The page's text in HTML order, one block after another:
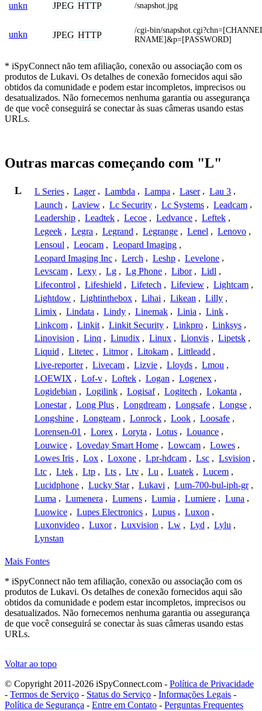
unkn JPEG HTTP /snapshot.jpg
unkn JPEG HTTP
/cgi-bin/
RNAME]&p=[PASSWORD]
* iSpyConnect não tem afiliação, conexão ou associação com os
produtos de Lukavi. Os detalhes de conexão fornecidos aqui são
obtidos da comunidade e podem estar incompletos, imprecisos ou
desatualizados. Não fornecemos nenhuma garantia ou assegurança
de que você conseguirá se conectar às suas câmeras usando estas
URLs.
Outras marcas começando com "L"
L L Series , Lager , Lambda , Lampa , Laser , Lau 3 ,
Launch , Laview , Lc Security , Lc Systems , Leadcam ,
Leadership , Leadtek , Lecoe , Ledvance , Leftek ,
Legeek , Legra , Legrand , Legrange , Lenel , Lenovo ,
Lensoul , Leocam , Leopard Imaging ,
Leopard Imaging Inc , Lerch , Leshp , Levelone ,
Levscam , Lexy , Lg , Lg Phone , Libor , Lidl ,
Lifecontrol , Lifeshield , Lifetech , Lifeview , Lightcam ,
Lightdow , Lightinthebox , Lihai , Likean , Lilly ,
Limix , Lindata , Lindy , Linemak , Linia , Link ,
Linkcom , Linkit , Linkit Security , Linkpro , Linksys ,
Linovision , Linq , Linudix , Linux , Lionvis , Lipetsk ,
Liquid , Litetec , Litmor , Litokam , Littleadd ,
Live-reporter , Livecam , Lizvie , Lloyds , Lmou ,
LOEWIX , Lof-v , Loftek , Logan , Logenex ,
Logidebian , Logilink , Logisaf , Logitech , Lokanta ,
Lonestar , Long Plus , Longdream , Longsafe , Longse ,
Longshine , Longteam , Lonrock , Look , Loosafe ,
Lorensen-01 , Lorex , Loryta , Lotus , Louance ,
Louwice , Loveday Smart Home , Lowcam , Lowes ,
Lowes Iris , Lox , Loxone , Lpr-hdcam , Lsc , Lsvision ,
Ltc , Ltek , Ltp , Lts , Ltv , Lu , Luatek , Lucem ,
Lucidphone , Lucky Star , Lukavi , Lum-700-bul-iph-gr ,
Luma , Lumenera , Lumens , Lumia , Lumiere , Luna ,
Luowice , Lupes Electronics , Lupus , Luxon ,
Luxonvideo , Luxor , Luxvision , Lw , Lyd , Lylu ,
Lynstan
Mais Fontes
* iSpyConnect não tem afiliação, conexão ou associação com os
produtos de Lukavi. Os detalhes de conexão fornecidos aqui são
obtidos da comunidade e podem estar incompletos, imprecisos ou
desatualizados. Não fornecemos nenhuma garantia ou assegurança
de que você conseguirá se conectar às suas câmeras usando estas
URLs.
Voltar ao topo
© Copyright 2011-2026 iSpyConnect.com - Política de Privacidade
- Termos de Serviço - Status do Serviço - Informações Legais -
Política de Segurança - Entre em Contato - Perguntas Frequentes